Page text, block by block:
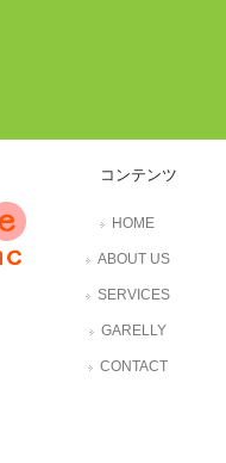
コンテンツ
HOME
ABOUT US
SERVICES
GARELLY
CONTACT